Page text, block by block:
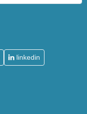
linkedin